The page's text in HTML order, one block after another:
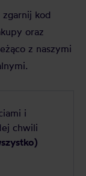
kod
oraz
z naszymi
i
chwili